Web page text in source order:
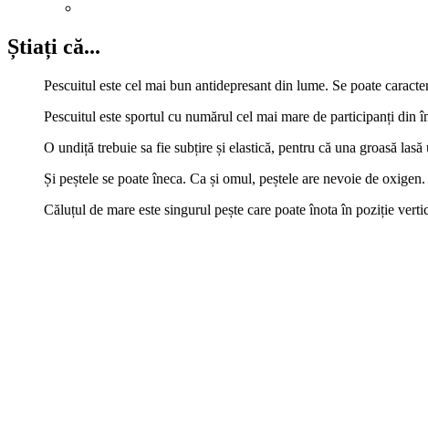
Știați că...
Pescuitul este cel mai bun antidepresant din lume. Se poate
Pescuitul este sportul cu numărul cel mai mare de participanți din
O undiță trebuie sa fie subțire și elastică, pentru că una groasă
Și peștele se poate îneca. Ca și omul, peștele are nevoie de
Căluțul de mare este singurul pește care poate înota în poziție